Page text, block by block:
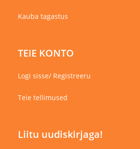
Kauba tagastus
TEIE KONTO
Logi sisse/ Registreeru
Teie tellimused
Liitu uudiskirjaga!